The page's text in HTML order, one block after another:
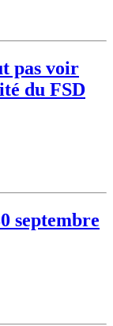
pas voir
du FSD
septembre